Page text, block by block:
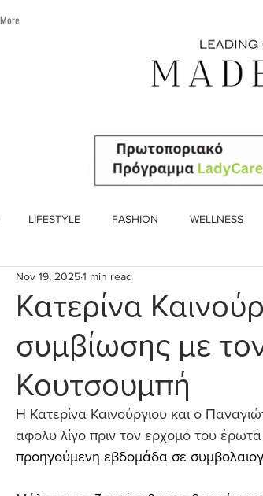
More
LIFESTYLE FASHION WELLNESS
Κατερίνα
συμβίωσης με
Κουτσουμπή
Nov 19, 20251 min read
Η Κατερίνα Καινούργιου και ο
αφολυ λίγο πριν τον ερχομό του
προηγούμενη εβδομάδα σε